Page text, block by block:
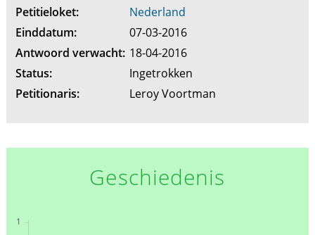
Petitieloket:
Nederland
Einddatum:
07-03-2016
Antwoord verwacht: 18-04-2016
Status:
Ingetrokken
Petitionaris:
Leroy Voortman
Geschiedenis